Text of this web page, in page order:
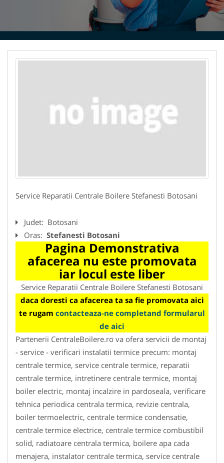
Service Reparatii Centrale Boilere Stefanesti Botosani
Judet: Botosani
Oras: Stefanesti Botosani
Pagina Demonstrativa
afacerea nu este promovata
iar locul este liber
Service Reparatii Centrale Boilere Stefanesti Botosani
daca doresti ca afacerea ta sa fie promovata aici
te rugam contacteaza-ne completand formularul
de aici
Partenerii CentraleBoilere.ro va ofera servicii de montaj
- service - verificari instalatii termice precum: montaj
centrale termice, service centrale termice, reparatii
centrale termice, intretinere centrale termice, montaj
boiler electric, montaj incalzire in pardoseala, verificare
tehnica periodica centrala termica, revizie centrala,
boiler termoelectric, centrale termice condensatie,
centrale termice electrice, centrale termice combustibil
solid, radiatoare centrala termica, boilere apa cada
menajera, instalator centrale termica, service centrale